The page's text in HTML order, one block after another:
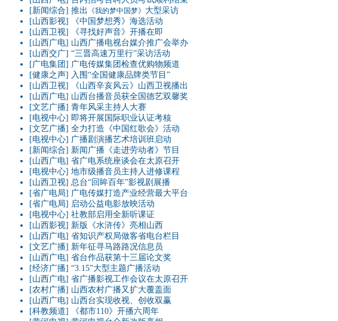
[新闻综合] 推出 《我的梦中国梦》 大型采访
[山西影视]
《中国梦想秀》海选活动
[山西卫视]
《寻找好声音》开播在即
[山西广电] 山西广播电视台媒介推广会举办
[山西交广] “三晋高速万里行”采访活动
[广电集团] 广电传媒集团检查优购物频道
[健康之声] 入围“全国健康品牌类节目”
[山西卫视]
《山西辛亥风云》山西卫视播出
[山西广电] 山西台播音员获全国德艺双馨奖
[文艺广播] 青年风采主持人大赛
[电视中心] 即将开展国际职业认证考核
[文艺广播] 全力打造《中国红歌会》活动
[电视中心] 广播剧演播艺术培训班启动
[新闻综合] 新闻广播《走进劳动者》节目
[山西广电] 省广电系统座谈会在太原召开
[电视中心] 地市级播音员主持人进修课程
[山西卫视] 总台“回眸百年”影视剧展播
[省广电局] 广电传媒打造产业经营最大平台
[省广电局] 启动公益电影放映活动
[电视中心] 社教部启用全新听课证
[山西影视] 新版《水浒传》亮相山西
[山西广电] 省知识产权局做客省电台栏目
[文艺广播] 新年征寻马路路况信息员
[山西广电] 省台作品获第十三届论文奖
[经济广播] “3.15”大型主题广播活动
[山西广电] 省广播影视工作会议在太原召开
[农村广播] 山西农村广播又扩大覆盖面
[山西广电] 山西台实现收视、创收双赢
[科教频道]
《都市110》开播六周年